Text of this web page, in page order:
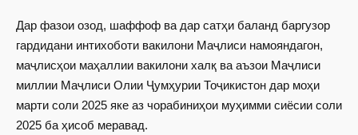
Дар фазои озод, шаффоф ва дар сатҳи баланд баргузор
гардидани интихоботи вакилони Маҷлиси намояндагон,
маҷлисҳои маҳаллии вакилони халқ ва аъзои Маҷлиси
миллии Маҷлиси Олии Ҷумҳурии Тоҷикистон дар моҳи
марти соли 2025 яке аз чорабиниҳои муҳимми сиёсии соли
2025 ба ҳисоб меравад.